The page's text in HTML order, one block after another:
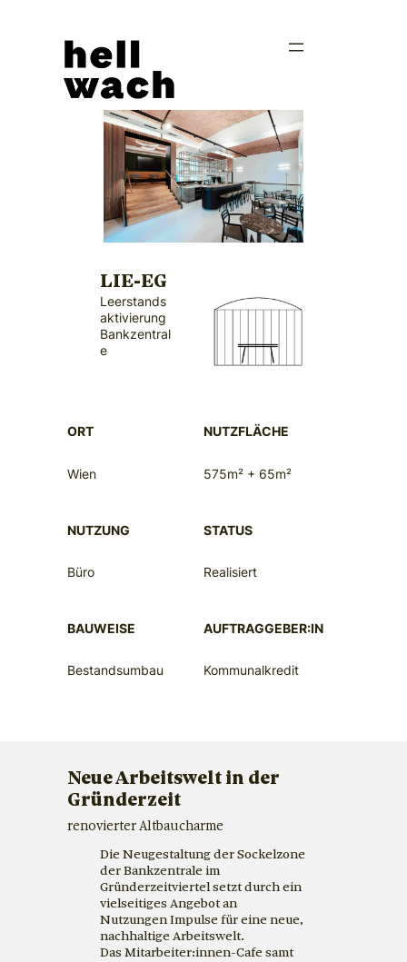
LIE-EG
Leerstands
aktivierung
Bankzentral
e
ORT
Wien
NUTZUNG
Büro
BAUWEISE
Bestandsumbau
NUTZFLÄCHE
575m² + 65m²
STATUS
Realisiert
AUFTRAGGEBER:IN
Kommunalkredit
Neue Arbeitswelt in der
Gründerzeit
renovierter Altbaucharme
Die Neugestaltung der Sockelzone
der Bankzentrale im
Gründerzeitviertel setzt durch ein
vielseitiges Angebot an
Nutzungen Impulse für eine neue,
nachhaltige Arbeitswelt.
Das Mitarbeiter:innen-Cafe samt